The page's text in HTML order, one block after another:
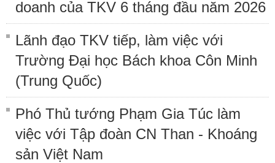
doanh của TKV 6 tháng đầu năm 2026
Lãnh đạo TKV tiếp, làm việc với
Trường Đại học Bách khoa Côn Minh
(Trung Quốc)
Phó Thủ tướng Phạm Gia Túc làm
việc với Tập đoàn CN Than - Khoáng
sản Việt Nam